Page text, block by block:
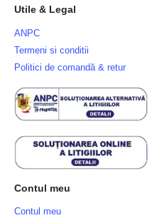
Utile & Legal
ANPC
Termeni si conditii
Politici de comandă & retur
Contul meu
Contul meu